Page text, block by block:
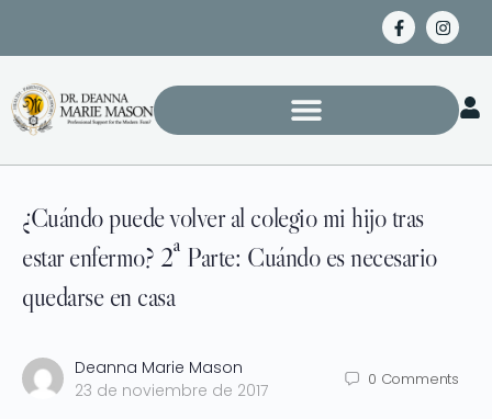
¿Cuándo puede volver al colegio mi hijo tras
estar enfermo? 2ª Parte: Cuándo es necesario
quedarse en casa
Deanna Marie Mason
23 de noviembre de 2017
0 Comments